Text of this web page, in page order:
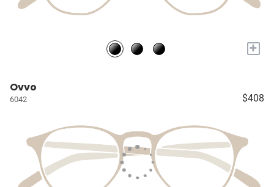
+
Ovvo
6042 $408